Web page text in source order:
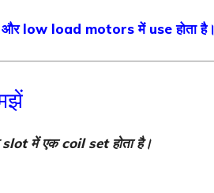
low load motors में use होता है।
में एक coil set होता है।